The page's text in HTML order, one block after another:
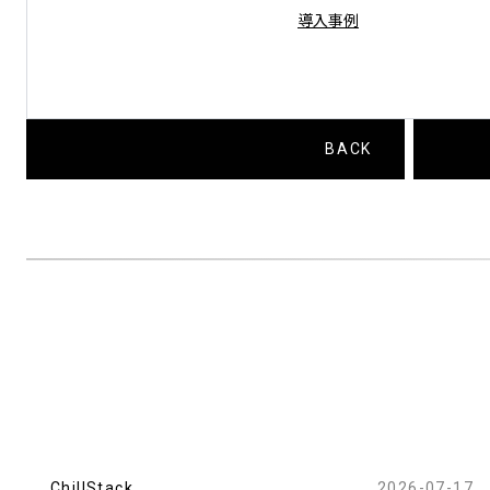
導入事例
BACK